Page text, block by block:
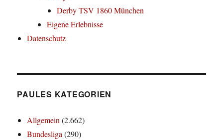
Derby TSV 1860 München
Eigene Erlebnisse
Datenschutz
PAULES KATEGORIEN
Allgemein(2.662)
Bundesliga(290)